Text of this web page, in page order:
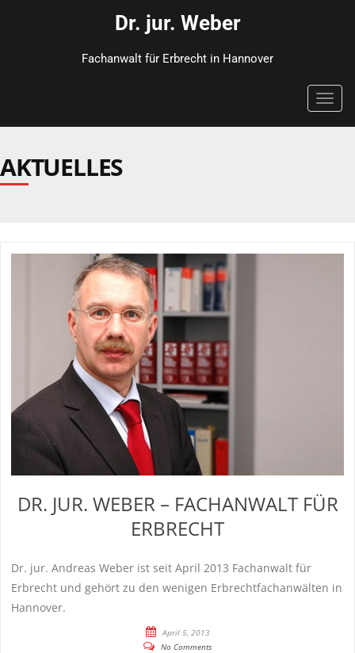
Dr. jur. Weber
Fachanwalt für Erbrecht in Hannover
AKTUELLES
DR. JUR. WEBER – FACHANWALT FÜR
ERBRECHT
Dr. jur. Andreas Weber ist seit April 2013 Fachanwalt für
Erbrecht und gehört zu den wenigen Erbrechtfachanwälten in
Hannover.
April 5, 2013
No Comments